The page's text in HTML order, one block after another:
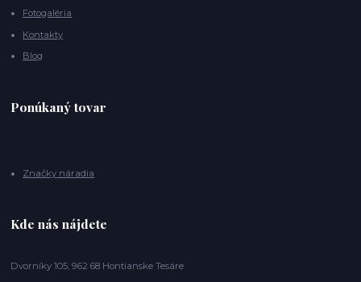
Fotogaléria
Kontakty
Blog
Ponúkaný tovar
Značky náradia
Kde nás nájdete
Dvorníky 105, 962 68 Hontianske Tesáre